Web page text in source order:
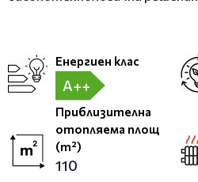
Енергиен клас
A++
Приблизителна
отопляема площ
(m²)
110